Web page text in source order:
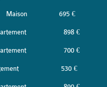
Maison 695 €
898 €
700 €
530 €